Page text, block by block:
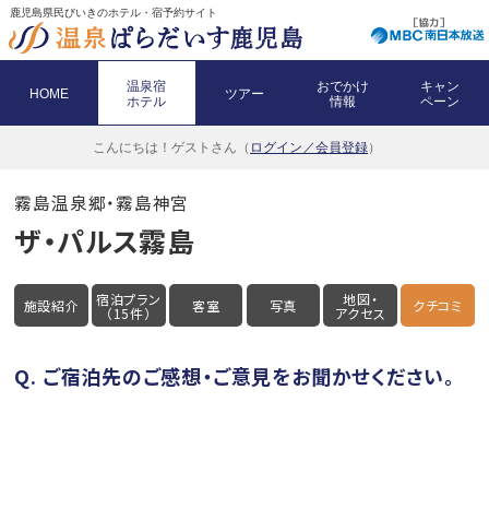
鹿児島県民びいきのホテル・宿予約サイト
HOME
温泉宿
ホテル
ツアー
おでかけ
情報
キャン
ペーン
こんにちは！ ゲストさん（ ログイン／会員登録）
霧島温泉郷・霧島神宮
ザ・パルス霧島
施設紹介 宿泊プラン
（15件） 客室 写真 地図・
アクセス クチコミ
Q. ご宿泊先のご感想・ご意見をお聞かせください。